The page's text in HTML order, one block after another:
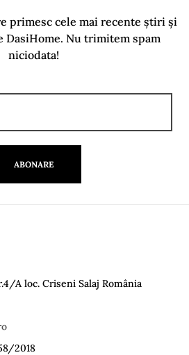
primesc cele mai recente știri și
Nu trimitem spam
niciodata!
ABONARE
A loc. Criseni Salaj România
2018